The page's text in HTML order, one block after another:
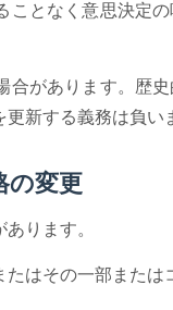
ことなく意思決定
合があります。歴
新する義務は負
の変更
ります。
はその一部また